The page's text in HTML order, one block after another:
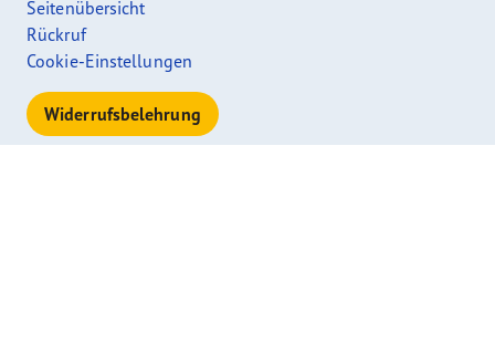
Seitenübersicht
Rückruf
Cookie-Einstellungen
Widerrufsbelehrung